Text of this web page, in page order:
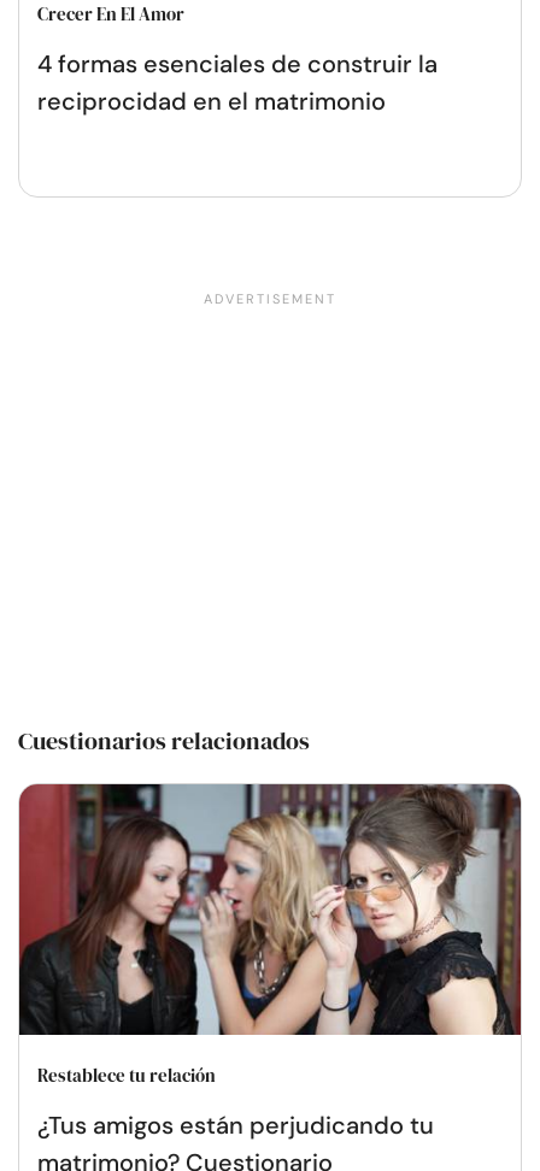
Crecer En El Amor
4 formas esenciales de construir la
reciprocidad en el matrimonio
Cuestionarios relacionados
Restablece tu relación
¿Tus amigos están perjudicando tu
matrimonio? Cuestionario